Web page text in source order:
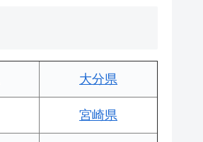
大分県
宮崎県